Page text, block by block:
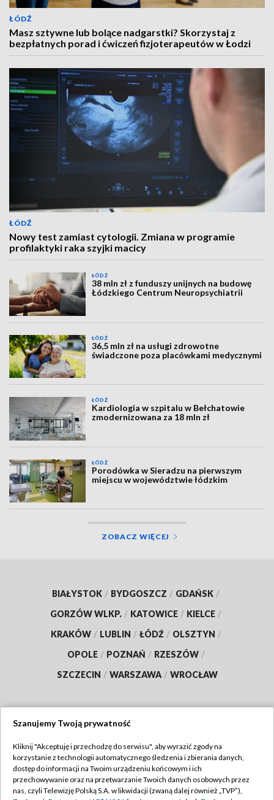
ŁÓDŹ
Masz sztywne lub bolące nadgarstki? Skorzystaj z
bezpłatnych porad i ćwiczeń fizjoterapeutów w Łodzi
ŁÓDŹ
Nowy test zamiast cytologii. Zmiana w programie
profilaktyki raka szyjki macicy
ŁÓDŹ
38 mln zł z funduszy unijnych na budowę
Łódzkiego Centrum Neuropsychiatrii
ŁÓDŹ
36,5 mln zł na usługi zdrowotne
świadczone poza placówkami medycznymi
ŁÓDŹ
Kardiologia w szpitalu w Bełchatowie
zmodernizowana za 18 mln zł
ŁÓDŹ
Porodówka w Sieradzu na pierwszym
miejscu w województwie łódzkim
ZOBACZ WIĘCEJ
BIAŁYSTOK / BYDGOSZCZ / GDAŃSK /
GORZÓW WLKP. / KATOWICE / KIELCE /
KRAKÓW / LUBLIN / ŁÓDŹ / OLSZTYN /
OPOLE / POZNAŃ / RZESZÓW /
SZCZECIN / WARSZAWA / WROCŁAW
TVP
Abonament TVP
Regulamin TVP
Szanujemy Twoją prywatność
Kliknij "Akceptuję i przechodzę do serwisu", aby wyrazić zgody na
korzystanie z technologii automatycznego śledzenia i zbierania danych,
dostęp do informacji na Twoim urządzeniu końcowym i ich
przechowywanie oraz na przetwarzanie Twoich danych osobowych przez
nas, czyli Telewizję Polską S.A. w likwidacji (zwaną dalej również „TVP”),